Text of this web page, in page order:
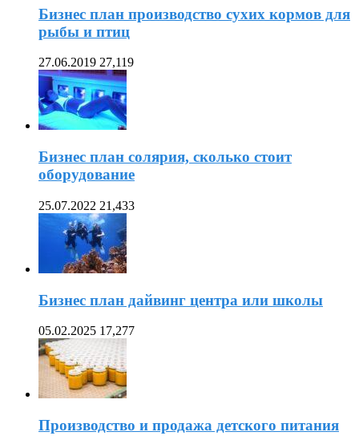
Бизнес план производство сухих кормов для
рыбы и птиц
27.06.2019 27,119
Бизнес план солярия, сколько стоит
оборудование
25.07.2022 21,433
Бизнес план дайвинг центра или школы
05.02.2025 17,277
Производство и продажа детского питания